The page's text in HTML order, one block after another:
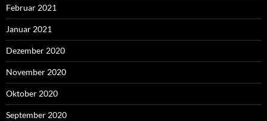
Februar 2021
Januar 2021
Dezember 2020
November 2020
Oktober 2020
September 2020